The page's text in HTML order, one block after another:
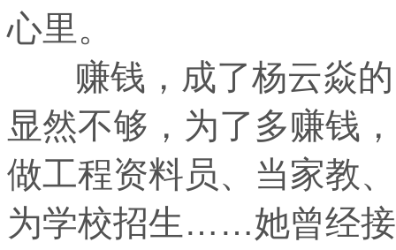
心里。
赚钱，成了杨云焱的
显然不够，为了多赚钱
做工程资料员、当家教
为学校招生……她曾经接